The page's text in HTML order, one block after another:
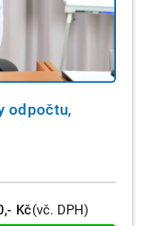
odpočtu,
Kč(vč. DPH)